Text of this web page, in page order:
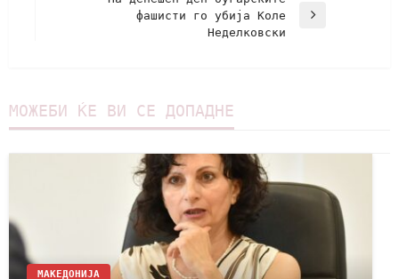
фашисти го убиja Коле
Неделковски
МОЖЕБИ ЌЕ ВИ СЕ ДОПАДНЕ
МАКЕДОНИЈА